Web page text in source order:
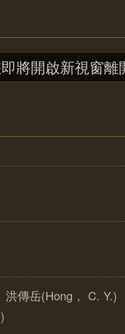
將開啟新視窗離
傳岳(Hong， C.